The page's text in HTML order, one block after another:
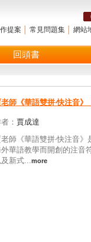
提案 常見問題集 網站
回頭書
師《華語雙拼‧快注音》
： 賈成達
老師《華語雙拼‧快注音》
華語教學而開創的注音
及新式...more